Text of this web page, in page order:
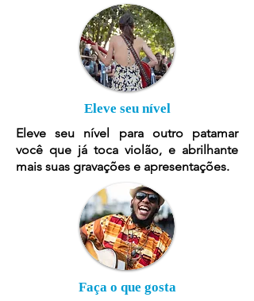
Eleve seu nível
Eleve seu nível para outro patamar
você que já toca violão, e abrilhante
mais suas gravações e apresentações.
Faça o que gosta